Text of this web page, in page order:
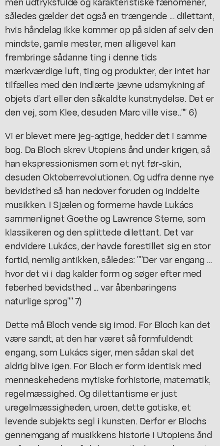
således gælder det også en trængende ... dilettant,
hvis håndelag ikke kommer op på siden af selv den
mindste, gamle mester, men alligevel kan
frembringe sådanne ting i denne tids
mærkværdige luft, ting og produkter, der intet har
tilfælles med den indlærte jævne udsmykning af
objets d'art eller den såkaldte kunstnydelse. Det er
den vej, som Klee, desuden Marc ville vise.."" 6)
Vi er blevet mere jeg-agtige, hedder det i samme
bog. Da Bloch skrev Utopiens ånd under krigen, så
han ekspressionismen som et nyt før-skin,
desuden Oktoberrevolutionen. Og udfra denne nye
bevidsthed så han nedover foruden og inddelte
musikken. I Sjælen og formerne havde Lukács
sammenlignet Goethe og Lawrence Sterne, som
klassikeren og den splittede dilettant. Det var
endvidere Lukács, der havde forestillet sig en stor
fortid, nemlig antikken, således: ""Der var engang ...
hvor det vi i dag kalder form og søger efter med
feberhed bevidsthed ... var åbenbaringens
naturlige sprog"" 7)
Dette må Bloch vende sig imod. For Bloch kan det
være sandt, at den har været så formfuldendt
engang, som Lukács siger, men sådan skal det
aldrig blive igen. For Bloch er form identisk med
menneskehedens mytiske forhistorie, matematik,
regelmæssighed. Og dilettantisme er just
uregelmæssigheden, uroen, dette gotiske, et
levende subjekts segl i kunsten. Derfor er Blochs
gennemgang af musikkens historie i Utopiens ånd